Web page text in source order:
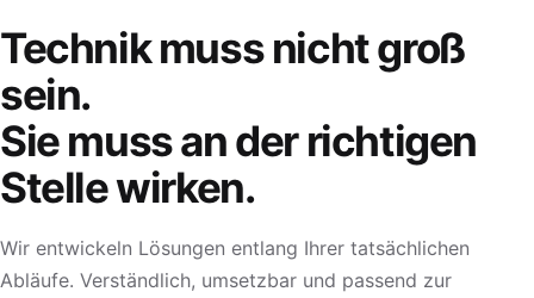
Technik muss nicht groß
sein.
Sie muss an der richtigen
Stelle wirken.
Wir entwickeln Lösungen entlang Ihrer tatsächlichen
Abläufe. Verständlich, umsetzbar und passend zur